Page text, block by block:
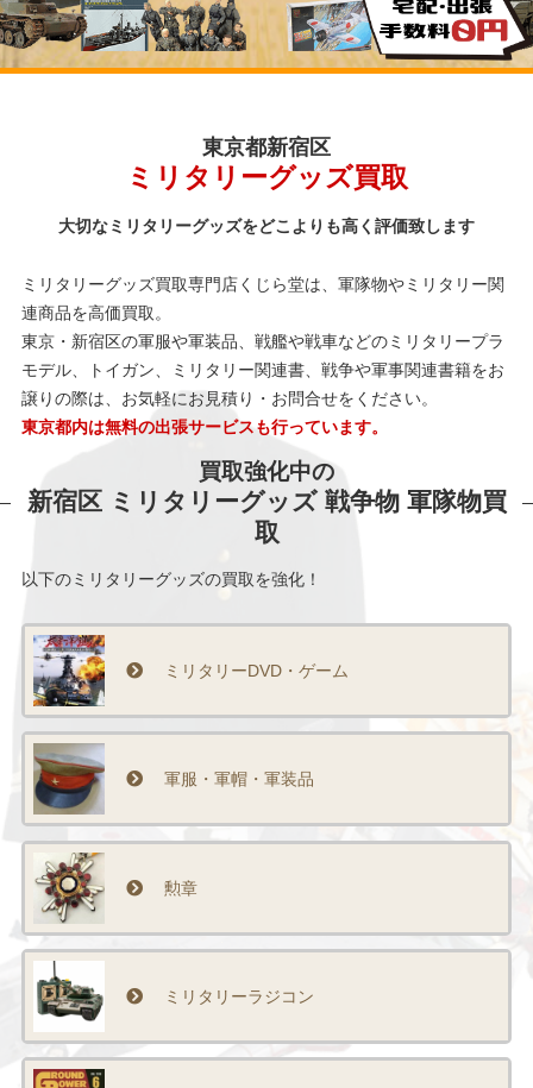
東京都新宿区
ミリタリーグッズ買取
大切なミリタリーグッズをどこよりも高く評価致します
ミリタリーグッズ買取専門店くじら堂は、軍隊物やミリタリー関
連商品を高価買取。
東京・新宿区の軍服や軍装品、戦艦や戦車などのミリタリープラ
モデル、トイガン、ミリタリー関連書、戦争や軍事関連書籍をお
譲りの際は、お気軽にお見積り・お問合せをください。
東京都内は無料の出張サービスも行っています。
買取強化中の
新宿区 ミリタリーグッズ 戦争物 軍隊物買
取
以下のミリタリーグッズの買取を強化！
ミリタリーDVD・ゲーム
軍服・軍帽・軍装品
勲章
ミリタリーラジコン